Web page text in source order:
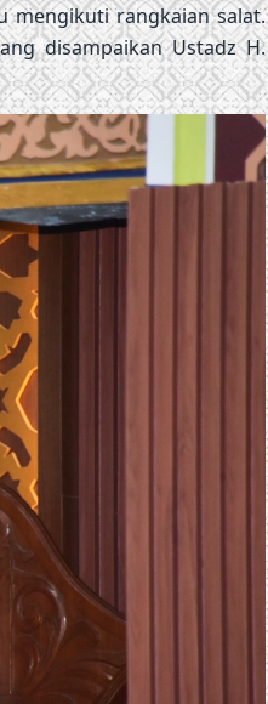
mengikuti rangkaian salat.
disampaikan Ustadz H.